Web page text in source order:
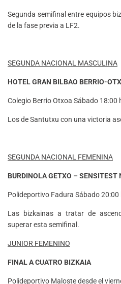
Segunda semifinal entre equipos
de la fase previa a LF2.
SEGUNDA NACIONAL MASCULINA
HOTEL GRAN BILBAO BERRIO-
Colegio Berrio Otxoa Sábado 18:00
Los de Santutxu con una victoria
SEGUNDA NACIONAL FEMENINA
BURDINOLA GETXO – SENSITEST
Polideportivo Fadura Sábado 20:00
Las bizkainas a tratar de
superar esta semifinal.
JUNIOR FEMENINO
FINAL A CUATRO BIZKAIA
Polideportivo Maloste desde el